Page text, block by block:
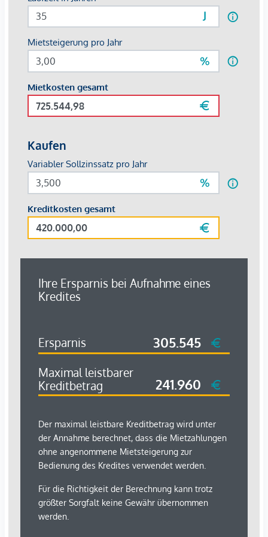
Richtigkeit übernehmen.
Wir weisen darauf hin, dass zwischen dem Vermittler und
dem zu vermittelnden Dritten ein familiäres oder
wirtschaftliches Naheverhältnis besteht.
Der Vermittler ist als Doppelmakler tätig.
Gesundheit
Arzt <500m
Apotheke <500m
Klinik <500m
Krankenhaus <1.500m
Kindergarten <500m
Universität <500m
Nahversorgung
Supermarkt <500m
Bäckerei <500m
Einkaufszentrum <1.000m
Geldautomat <500m
Bank <500m
Verkehr
Bus <500m